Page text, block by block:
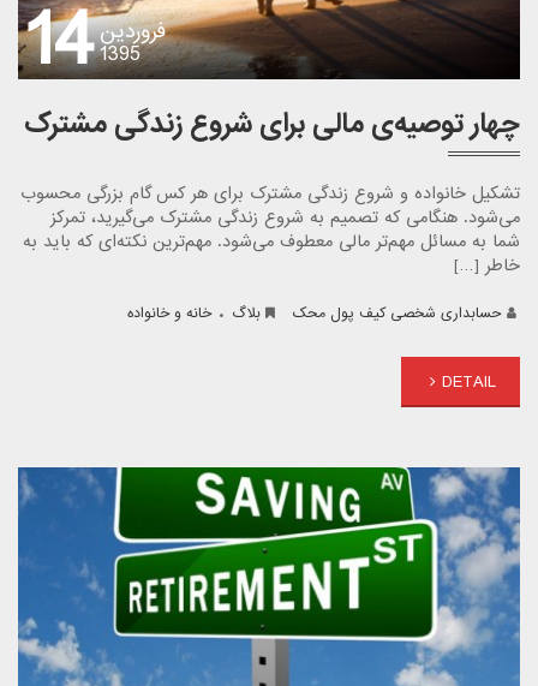
14فروردین
1395
چهار توصیه‌ی مالی برای شروع زندگی مشترک
تشکیل خانواده و شروع زندگی مشترک برای هر کس گام بزرگی محسوب
می‌شود. هنگامی که تصمیم به شروع زندگی مشترک می‌گیرید، تمرکز
شما به مسائل مهم‌تر مالی معطوف می‌شود. مهم‌ترین نکته‌ای که باید به
خاطر […]
حسابداری شخصی کیف پول محک بلاگ . خانه و خانواده
DETAIL